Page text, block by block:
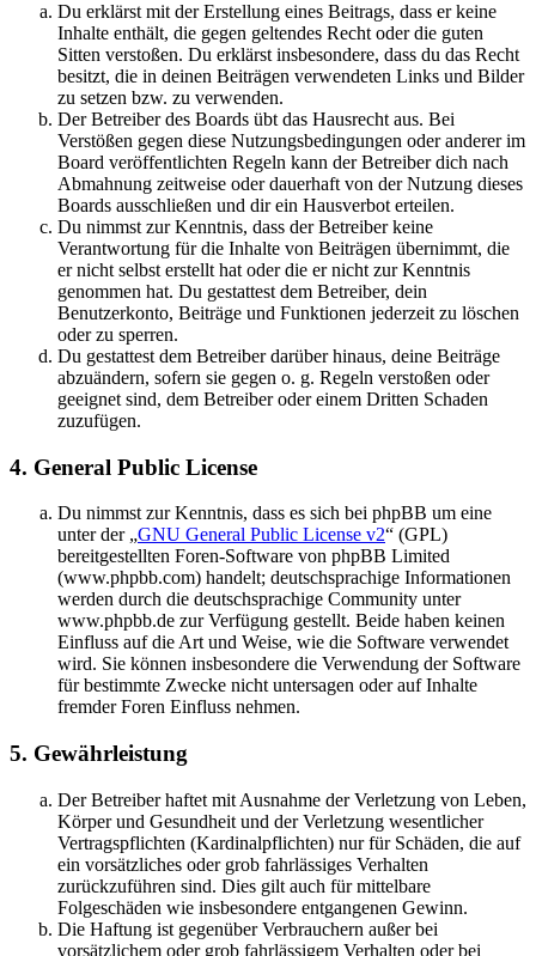
Du erklärst mit der Erstellung eines Beitrags, dass er keine
Inhalte enthält, die gegen geltendes Recht oder die guten
Sitten verstoßen. Du erklärst insbesondere, dass du das Recht
besitzt, die in deinen Beiträgen verwendeten Links und Bilder
zu setzen bzw. zu verwenden.
Der Betreiber des Boards übt das Hausrecht aus. Bei
Verstößen gegen diese Nutzungsbedingungen oder anderer im
Board veröffentlichten Regeln kann der Betreiber dich nach
Abmahnung zeitweise oder dauerhaft von der Nutzung dieses
Boards ausschließen und dir ein Hausverbot erteilen.
Du nimmst zur Kenntnis, dass der Betreiber keine
Verantwortung für die Inhalte von Beiträgen übernimmt, die
er nicht selbst erstellt hat oder die er nicht zur Kenntnis
genommen hat. Du gestattest dem Betreiber, dein
Benutzerkonto, Beiträge und Funktionen jederzeit zu löschen
oder zu sperren.
Du gestattest dem Betreiber darüber hinaus, deine Beiträge
abzuändern, sofern sie gegen o. g. Regeln verstoßen oder
geeignet sind, dem Betreiber oder einem Dritten Schaden
zuzufügen.
4. General Public License
Du nimmst zur Kenntnis, dass es sich bei phpBB um eine
unter der „GNU General Public License v2“ (GPL)
bereitgestellten Foren-Software von phpBB Limited
(www.phpbb.com) handelt; deutschsprachige Informationen
werden durch die deutschsprachige Community unter
www.phpbb.de zur Verfügung gestellt. Beide haben keinen
Einfluss auf die Art und Weise, wie die Software verwendet
wird. Sie können insbesondere die Verwendung der Software
für bestimmte Zwecke nicht untersagen oder auf Inhalte
fremder Foren Einfluss nehmen.
5. Gewährleistung
Der Betreiber haftet mit Ausnahme der Verletzung von Leben,
Körper und Gesundheit und der Verletzung wesentlicher
Vertragspflichten (Kardinalpflichten) nur für Schäden, die auf
ein vorsätzliches oder grob fahrlässiges Verhalten
zurückzuführen sind. Dies gilt auch für mittelbare
Folgeschäden wie insbesondere entgangenen Gewinn.
Die Haftung ist gegenüber Verbrauchern außer bei
vorsätzlichem oder grob fahrlässigem Verhalten oder bei